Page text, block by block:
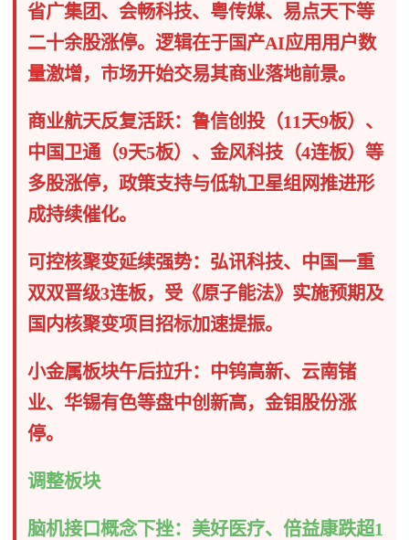
省广集团、会畅科技、粤传媒、易点天下等
二十余股涨停。逻辑在于国产AI应用用户数
量激增，市场开始交易其商业落地前景。
商业航天反复活跃：鲁信创投（11天9板）、
中国卫通（9天5板）、金风科技（4连板）等
多股涨停，政策支持与低轨卫星组网推进形
成持续催化。
可控核聚变延续强势：弘讯科技、中国一重
双双晋级3连板，受《原子能法》实施预期及
国内核聚变项目招标加速提振。
小金属板块午后拉升：中钨高新、云南锗
业、华锡有色等盘中创新高，金钼股份涨
停。
调整板块
脑机接口概念下挫：美好医疗、倍益康跌超1